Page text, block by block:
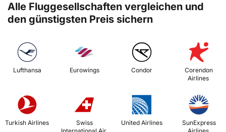
Alle Fluggesellschaften vergleichen und
den günstigsten Preis sichern
Lufthansa Eurowings Condor
Corendon
Airlines
Turkish Airlines United Airlines